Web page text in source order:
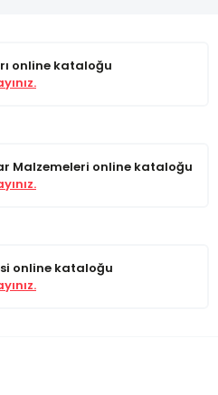
online kataloğu
Malzemeleri online kataloğu
online kataloğu